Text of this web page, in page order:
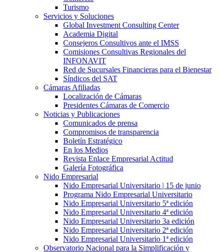
Turismo
Servicios y Soluciones
Global Investment Consulting Center
Academia Digital
Consejeros Consultivos ante el IMSS
Comisiones Consultivas Regionales del
INFONAVIT
Red de Sucursales Financieras para el Bienestar
Síndicos del SAT
Cámaras Afiliadas
Localización de Cámaras
Presidentes Cámaras de Comercio
Noticias y Publicaciones
Comunicados de prensa
Compromisos de transparencia
Boletín Estratégico
En los Medios
Revista Enlace Empresarial Actitud
Galería Fotográfica
Nido Empresarial
Nido Empresarial Universitario | 15 de junio
Programa Nido Empresarial Universitario
Nido Empresarial Universitario 5ª edición
Nido Empresarial Universitario 4ª edición
Nido Empresarial Universitario 3a edición
Nido Empresarial Universitario 2ª edición
Nido Empresarial Universitario 1ª edición
Observatorio Nacional para la Simplificación y